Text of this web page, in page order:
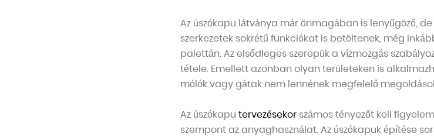
Az úszókapu látványa már önmagában is lenyűgöző,
szerkezetek sokrétű funkciókat is betöltenek, még
palettán. Az elsődleges szerepük a vízmozgás
tétele. Emellett azonban olyan területeken is
mólók vagy gátak nem lennének megfelelő
Az úszókapu tervezésekor számos tényezőt kell
szempont az anyaghasználat. Az úszókapuk építése